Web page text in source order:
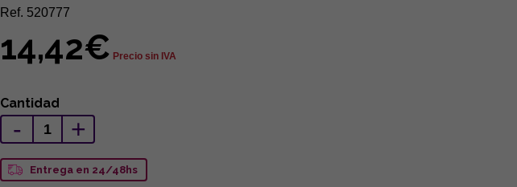
Ref. 520777
14,42€ Precio sin IVA
Cantidad
- +
Entrega en 24/48hs